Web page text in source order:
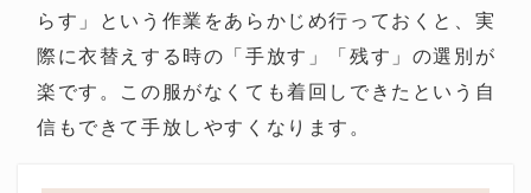
らす」という作業をあらかじめ行っておくと、実
際に衣替えする時の「手放す」「残す」の選別が
楽です。この服がなくても着回しできたという自
信もできて手放しやすくなります。